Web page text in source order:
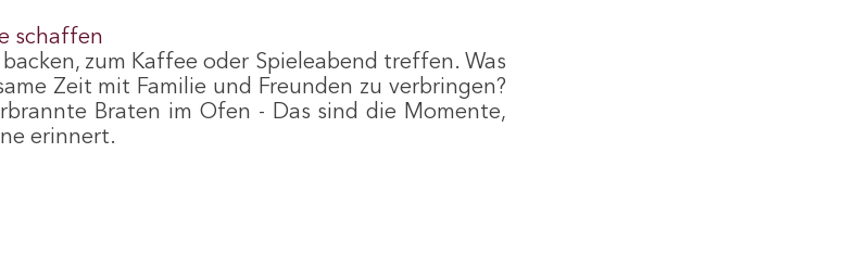
schaffen
zum Kaffee oder Spieleabend treffen. Was
Zeit mit Familie und Freunden zu verbringen?
Braten im Ofen - Das sind die Momente,
erinnert.